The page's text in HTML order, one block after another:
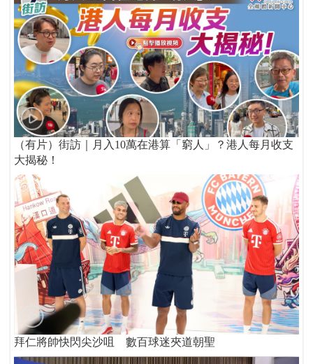
（有片）街訪｜月入10萬在港算「窮人」？港人每月收支
大揭秘！
拜仁將帥快閃尖沙咀 數百球迷夾道朝聖